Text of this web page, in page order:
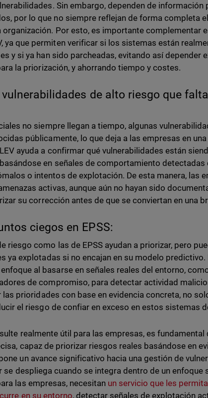
Sin embargo, dependen de información
por lo que no siempre reflejan de forma completa
organización. Por esto, es importante complementar
ya que permiten verificar si los sistemas están
y si ya han sido parcheadas, evitando así depender
la priorización, y ahorrando tiempo y costes.
de alto riesgo que
no siempre llegan a tiempo, algunas
públicamente, lo que deja a las empresas en
ayuda a confirmar qué vulnerabilidades están
en señales de comportamiento detectadas
o intentos de explotación. De esta manera, las
activas, aunque aún no hayan sido
su corrección antes de que se conviertan en una
ciegos en EPSS:
riesgo como las de EPSS ayudan a priorizar, pero
ya explotadas si no encajan en su modelo predictivo.
al basarse en señales reales del entorno,
de compromiso, para detectar actividad
prioridades con base en evidencia concreta, no
el riesgo de confiar en exceso en estos sistemas
realmente útil para las empresas, es fundamental
capaz de priorizar riesgos reales basándose en
un avance significativo hacia una gestión de
se despliega cuando se integra dentro de un enfoque
las empresas, necesitan un servicio que les
en su entorno, detectar señales de explotación